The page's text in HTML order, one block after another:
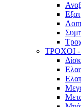
ΤΡΟΧΟΙ